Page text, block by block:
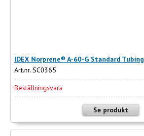
IDEX Norprene® A-60-G Standard Tubing
Art.nr. SC0365
Beställningsvara
Se produkt